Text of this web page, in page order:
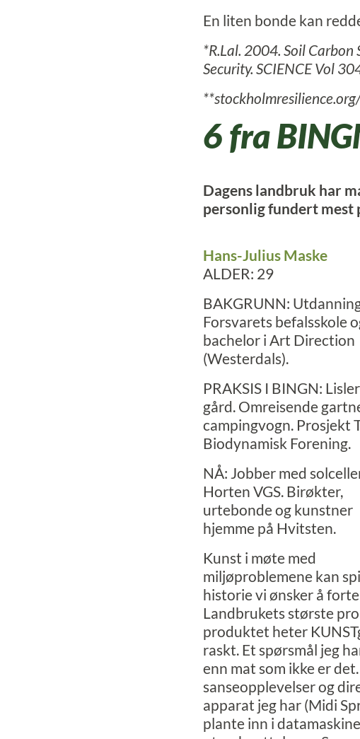
En liten bonde kan
*R.Lal. 2004. Soil
Security. SCIENCE Vol
6 fra
Dagens landbruk har
personlig fundert mest
Hans-Julius Maske
ALDER: 29
BAKGRUNN:
Forsvarets befalsskole
bachelor i Art Direction
(Westerdals).
PRAKSIS I BINGN:
gård. Omreisende
campingvogn. Prosjekt
Biodynamisk Forening.
NÅ: Jobber med
Horten VGS. Birøkter,
urtebonde og kunstner
hjemme på Hvitsten.
Kunst i møte med
miljøproblemene kan
historie vi ønsker å
Landbrukets største
produktet heter
raskt. Et spørsmål jeg
enn mat som ikke er
sanseopplevelser og
apparat jeg har (Midi
plante inn i